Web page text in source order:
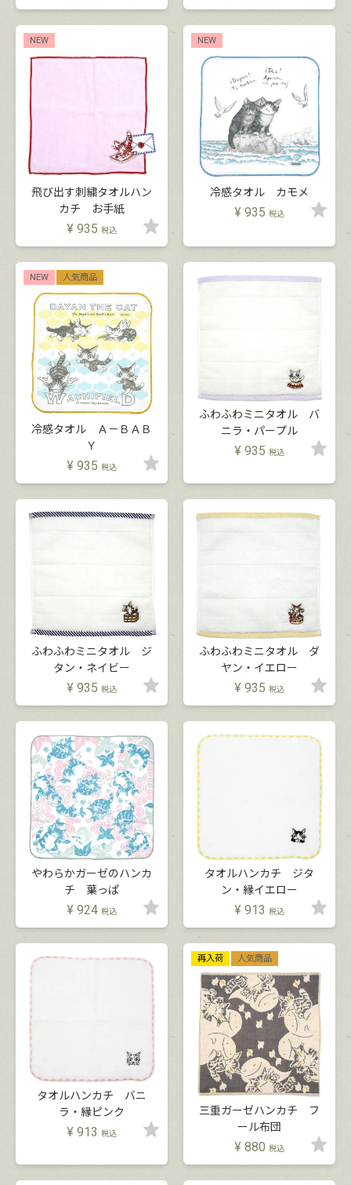
NEW
飛び出す刺繍タオルハン
カチ お手紙
¥ 935 税込
NEW
冷感タオル カモメ
¥ 935 税込
NEW 人気商品
冷感タオル Ａ－ＢＡＢ
Ｙ
¥ 935 税込
ふわふわミニタオル バ
ニラ・パープル
¥ 935 税込
ふわふわミニタオル ジ
タン・ネイビー
¥ 935 税込
ふわふわミニタオル ダ
ヤン・イエロー
¥ 935 税込
やわらかガーゼのハンカ
チ 葉っぱ
¥ 924 税込
タオルハンカチ ジタ
ン・縁イエロー
¥ 913 税込
タオルハンカチ バニ
ラ・縁ピンク
¥ 913 税込
再入荷 人気商品
三重ガーゼハンカチ フ
ール布団
¥ 880 税込